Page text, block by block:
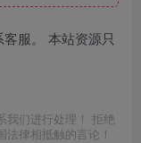
服。 本站资源只
我们进行处理！ 拒绝
律相抵触的言论！